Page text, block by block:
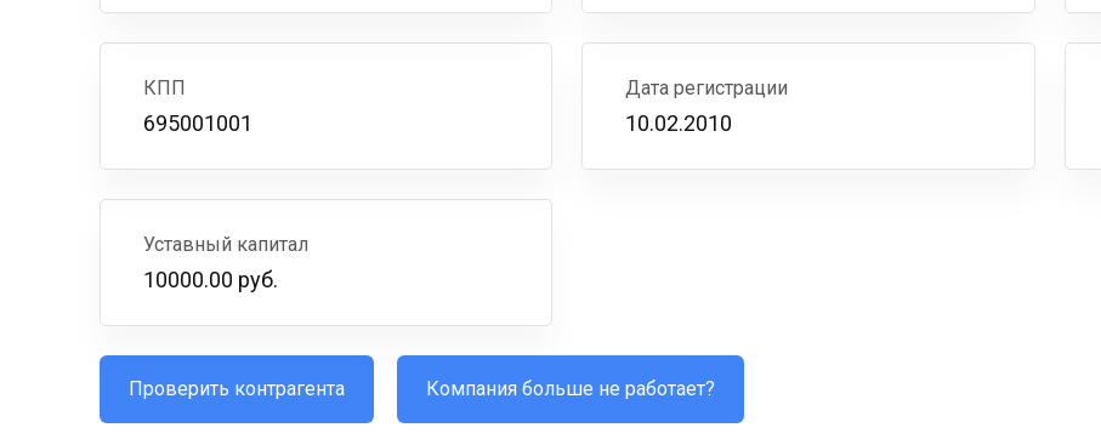
КПП
695001001
Дата регистрации
10.02.2010
Уставный капитал
10000.00 руб.
Проверить контрагента Компания больше не работает?